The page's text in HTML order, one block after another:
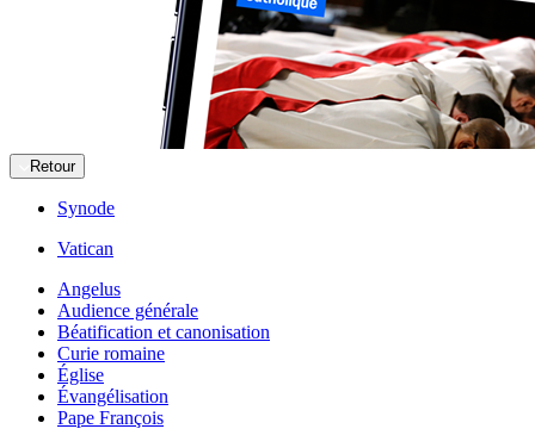
Retour
Synode
Vatican
Angelus
Audience générale
Béatification et canonisation
Curie romaine
Église
Évangélisation
Pape François